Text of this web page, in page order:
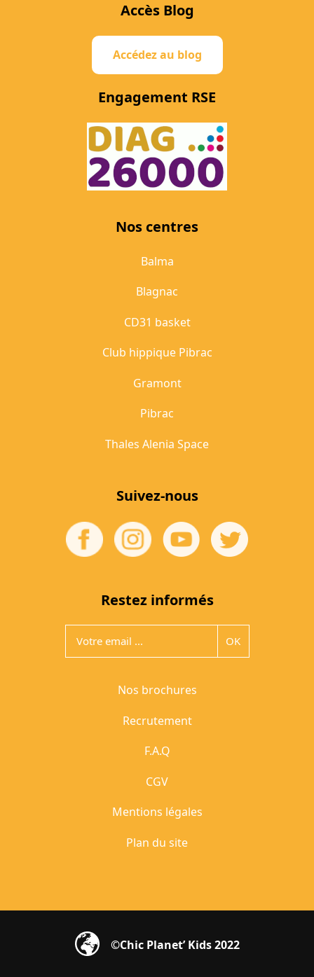
Accès Blog
Accédez au blog
Engagement RSE
Nos centres
Balma
Blagnac
CD31 basket
Club hippique Pibrac
Gramont
Pibrac
Thales Alenia Space
Suivez-nous
Restez informés
Nos brochures
Recrutement
F.A.Q
CGV
Mentions légales
Plan du site
©Chic Planet’ Kids 2022